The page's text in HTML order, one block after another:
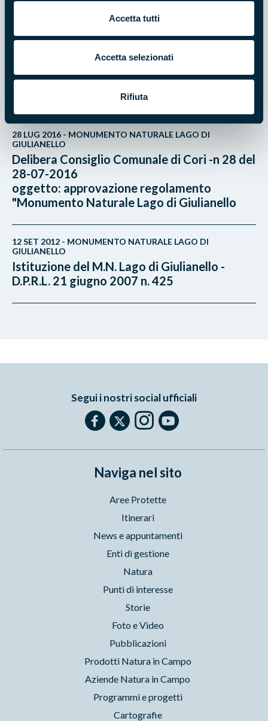
Accetta tutti
Accetta selezionati
Rifiuta
GIULIANELLO
Delibera del Consiglio Comunale di Artena n.
oggetto: approvazione regolamento
"Monumento Naturale Lago di Giulianello
28 LUG 2016 - MONUMENTO NATURALE LAGO DI
GIULIANELLO
Delibera Consiglio Comunale di Cori -n 28 del
28-07-2016
oggetto: approvazione regolamento
"Monumento Naturale Lago di Giulianello
12 SET 2012 - MONUMENTO NATURALE LAGO DI
GIULIANELLO
Istituzione del M.N. Lago di Giulianello -
D.P.R.L. 21 giugno 2007 n. 425
Segui i nostri social ufficiali
Naviga nel sito
Aree Protette
Itinerari
News e appuntamenti
Enti di gestione
Natura
Punti di interesse
Storie
Foto e Video
Pubblicazioni
Prodotti Natura in Campo
Aziende Natura in Campo
Programmi e progetti
Cartografie